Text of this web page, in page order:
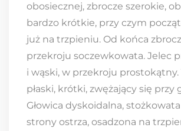
obosiecznej, zbrocze szerokie,
bardzo krótkie, przy czym
już na trzpieniu. Od końca
przekroju soczewkowata. Jelec
i wąski, w przekroju prostokątny.
płaski, krótki, zwężający się przy
Głowica dyskoidalna,
strony ostrza, osadzona na